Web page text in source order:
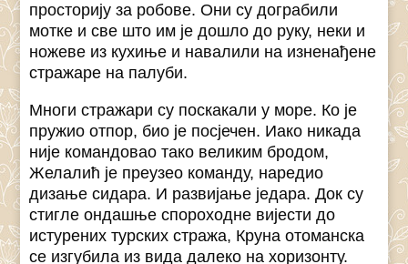
просторију за робове. Они су дограбили
мотке и све што им је дошло до руку, неки и
ножеве из кухиње и навалили на изненађене
стражаре на палуби.
Многи стражари су поскакали у море. Ко је
пружио отпор, био је посјечен. Иако никада
није командовао тако великим бродом,
Желалић је преузео команду, наредио
дизање сидара. И развијање једара. Док су
стигле ондашње спороходне вијести до
истурених турских стража, Круна отоманска
се изгубила из вида далеко на хоризонту.